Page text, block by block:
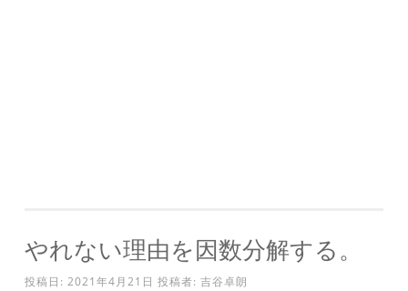
やれない理由を因数分解する。
投稿日: 2021年4月21日 投稿者: 吉谷卓朗